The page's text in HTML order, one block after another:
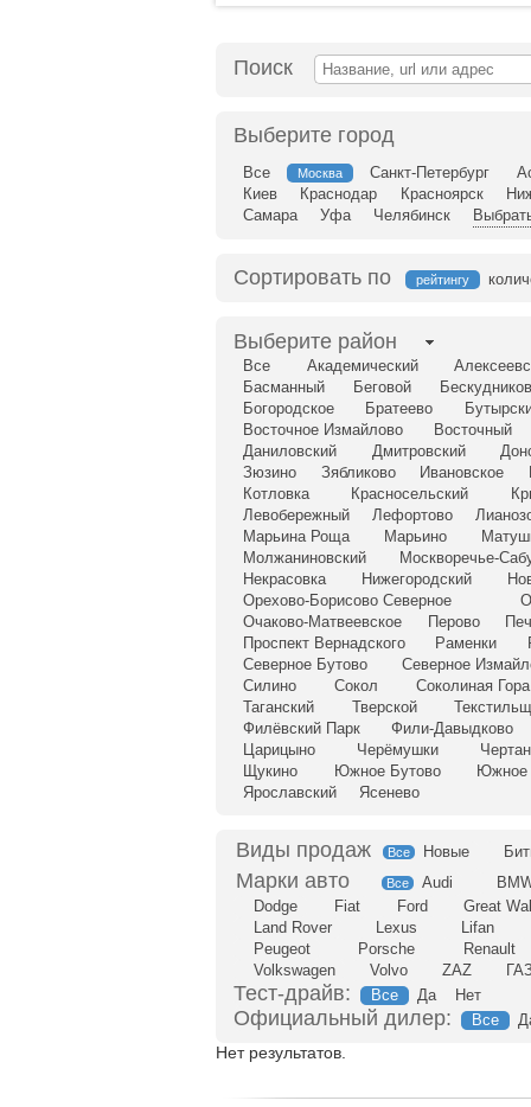
Поиск
Выберите город
Все Москва Санкт-Петербург
Киев
Краснодар Красноярск
Самара
Уфа Челябинск
Сортировать по рейтингу
Выберите район
Все Академический
Басманный
Беговой
Богородское
Братеево
Восточное Измайлово
Восточный
Даниловский
Дмитровский
Зюзино
Зябликово Ивановское
Котловка
Красносельский
Левобережный
Лефортово
Марьина Роща
Марьино
Молжаниновский
Москворечье-
Некрасовка
Нижегородский
Орехово-Борисово Северное
Очаково-Матвеевское
Перово
Проспект Вернадского
Раменки
Северное Бутово
Северное
Силино
Сокол
Соколиная Гора
Таганский
Тверской
Филёвский Парк
Фили-Давыдково
Царицыно
Черёмушки
Щукино
Южное Бутово
Южное
Ярославский
Ясенево
Все Новые
Все Audi
Dodge
Fiat Ford
Great
Land Rover
Lexus
Lifan
Peugeot
Porsche
Renault
Volkswagen
Volvo ZAZ
Тест-драйв: Все Да Нет
Официальный дилер: Все
Нет результатов.